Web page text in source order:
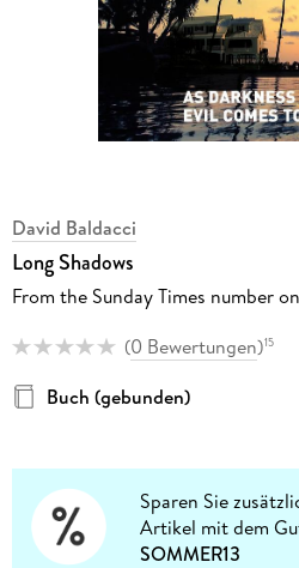
David Baldacci
Long Shadows
From the Sunday Times number
(0 Bewertungen)15
Buch (gebunden)
Sparen Sie
Artikel mit dem
SOMMER13